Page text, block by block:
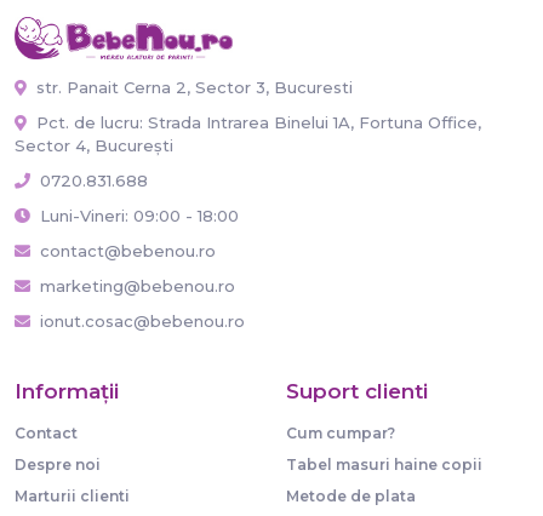
str. Panait Cerna 2, Sector 3, Bucuresti
Pct. de lucru: Strada Intrarea Binelui 1A, Fortuna Office,
Sector 4, București
0720.831.688
Luni-Vineri: 09:00 - 18:00
contact@bebenou.ro
marketing@bebenou.ro
ionut.cosac@bebenou.ro
Informaţii
Contact
Despre noi
Marturii clienti
Suport clienti
Cum cumpar?
Tabel masuri haine copii
Metode de plata